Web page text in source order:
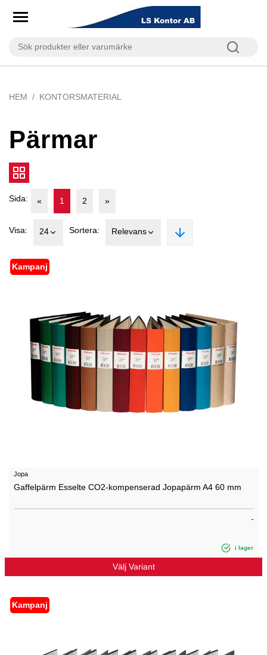
HEM KONTORSMATERIAL
Pärmar
Sida: « 1 2 »
Visa: 24 Sortera: Relevans
Kampanj
Jopa
Gaffelpärm Esselte CO2-kompenserad Jopapärm A4 60 mm
i lager
Välj Variant
Kampanj